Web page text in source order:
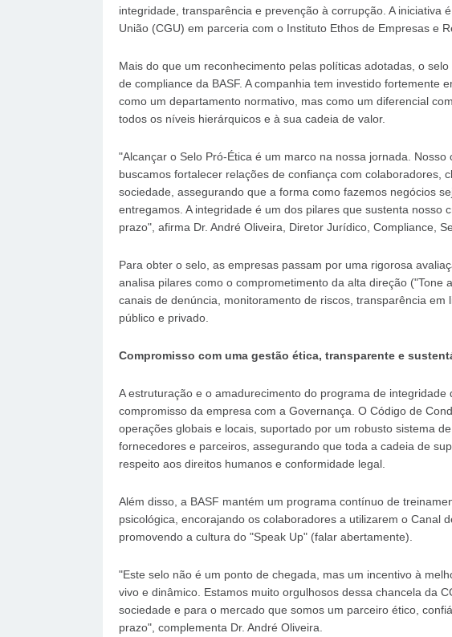
integridade, transparência e prevenção à corrupção. A iniciativa
União (CGU) em parceria com o Instituto Ethos de Empresas e
Mais do que um reconhecimento pelas políticas adotadas, o
de compliance da BASF. A companhia tem investido fortemente
como um departamento normativo, mas como um diferencial
todos os níveis hierárquicos e à sua cadeia de valor.
"Alcançar o Selo Pró-Ética é um marco na nossa jornada.
buscamos fortalecer relações de confiança com colaboradores,
sociedade, assegurando que a forma como fazemos negócios
entregamos. A integridade é um dos pilares que sustenta nosso
prazo", afirma Dr. André Oliveira, Diretor Jurídico, Compliance,
Para obter o selo, as empresas passam por uma rigorosa
analisa pilares como o comprometimento da alta direção ("Tone
canais de denúncia, monitoramento de riscos, transparência em
público e privado.
Compromisso com uma gestão ética, transparente e
A estruturação e o amadurecimento do programa de
compromisso da empresa com a Governança. O Código de
operações globais e locais, suportado por um robusto sistema
fornecedores e parceiros, assegurando que toda a cadeia de
respeito aos direitos humanos e conformidade legal.
Além disso, a BASF mantém um programa contínuo de
psicológica, encorajando os colaboradores a utilizarem o Canal
promovendo a cultura do "Speak Up" (falar abertamente).
"Este selo não é um ponto de chegada, mas um incentivo à
vivo e dinâmico. Estamos muito orgulhosos dessa chancela da
sociedade e para o mercado que somos um parceiro ético,
prazo", complementa Dr. André Oliveira.